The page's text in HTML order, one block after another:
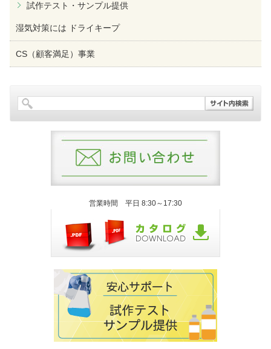
試作テスト・サンプル提供
湿気対策には ドライキープ
CS（顧客満足）事業
営業時間 平日 8:30～17:30